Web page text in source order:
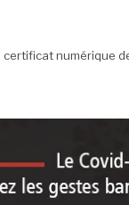
certificat numérique